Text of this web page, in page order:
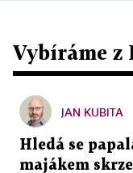
Vybíráme z
JAN KUBITA
Hledá se
majákem